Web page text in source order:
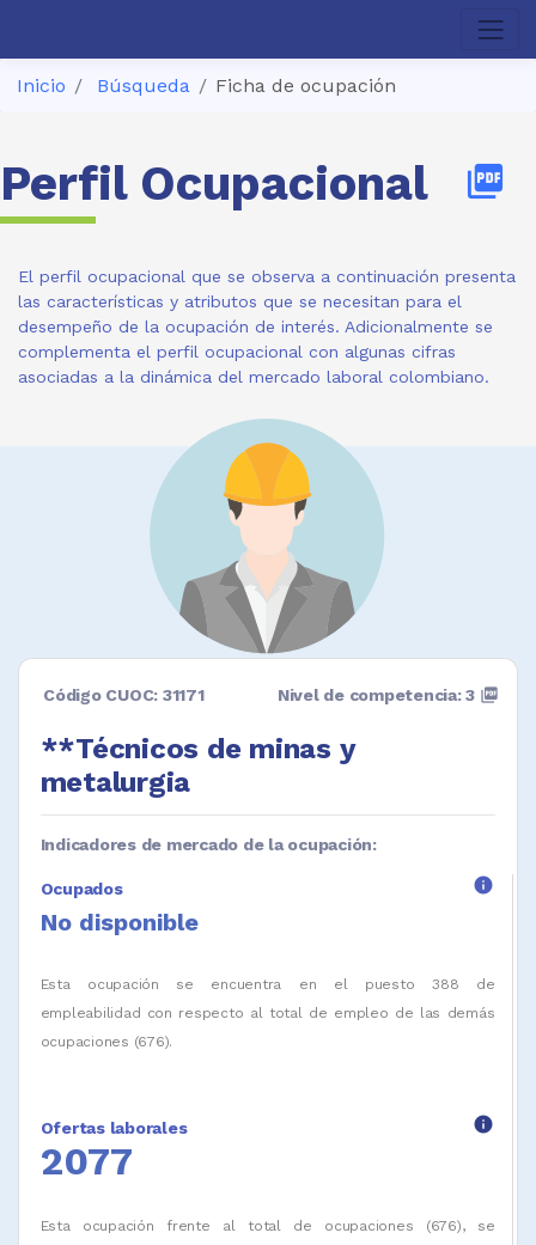
Inicio Búsqueda Ficha de ocupación
Perfil Ocupacional picture_as_pdf
El perfil ocupacional que se observa a continuación presenta
las características y atributos que se necesitan para el
desempeño de la ocupación de interés. Adicionalmente se
complementa el perfil ocupacional con algunas cifras
asociadas a la dinámica del mercado laboral colombiano.
Código CUOC: 31171
**Técnicos de minas y
metalurgia
Nivel de competencia: 3 picture_as_pdf
Indicadores de mercado de la ocupación:
Ocupados info
No disponible
Esta ocupación se encuentra en el puesto 388 de
empleabilidad con respecto al total de empleo de las demás
ocupaciones (676).
Ofertas laborales info
2077
Esta ocupación frente al total de ocupaciones (676), se